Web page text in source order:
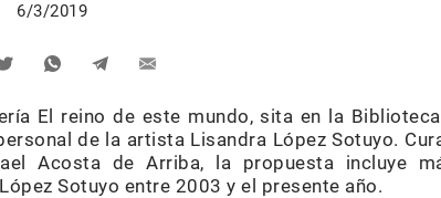
6/3/2019
El reino de este mundo, sita en la Biblioteca
de la artista Lisandra López Sotuyo.
Acosta de Arriba, la propuesta incluye
Sotuyo entre 2003 y el presente año.